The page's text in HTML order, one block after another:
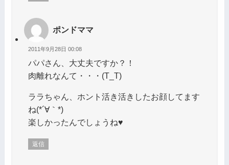
ポンドママ
2011年9月28日 00:08
パパさん、大丈夫ですか？！
肉離れなんて・・・(T_T)
ララちゃん、ホント活き活きしたお顔してます
ね(*´∀｀*)
楽しかったんでしょうね♥
返信